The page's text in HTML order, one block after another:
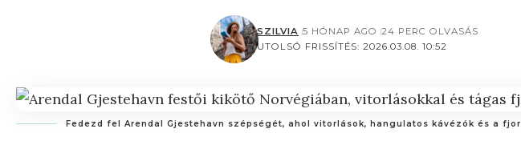
UTOLSÓ FRISSÍTÉS: 2026.03.08. 10:52
SZILVIA 5 HÓNAP AGO 24 PERC OLVASÁS
Fedezd fel Arendal Gjestehavn szépségét, ahol vitorlások, hangulatos kávézók és a